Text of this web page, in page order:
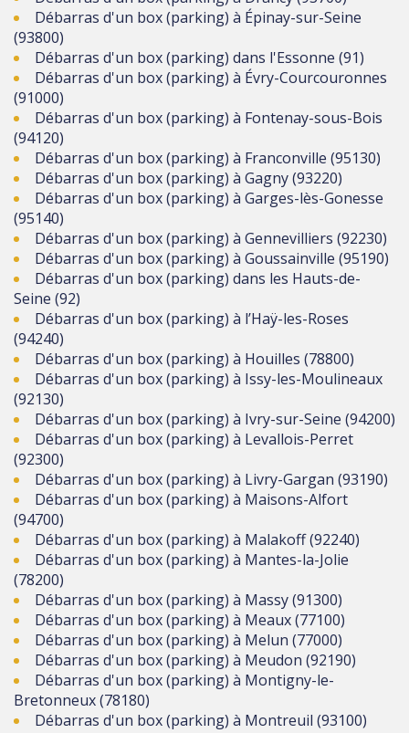
Débarras d'un box (parking) à Épinay-sur-Seine
(93800)
Débarras d'un box (parking) dans l'Essonne (91)
Débarras d'un box (parking) à Évry-Courcouronnes
(91000)
Débarras d'un box (parking) à Fontenay-sous-Bois
(94120)
Débarras d'un box (parking) à Franconville (95130)
Débarras d'un box (parking) à Gagny (93220)
Débarras d'un box (parking) à Garges-lès-Gonesse
(95140)
Débarras d'un box (parking) à Gennevilliers (92230)
Débarras d'un box (parking) à Goussainville (95190)
Débarras d'un box (parking) dans les Hauts-de-
Seine (92)
Débarras d'un box (parking) à l’Haÿ-les-Roses
(94240)
Débarras d'un box (parking) à Houilles (78800)
Débarras d'un box (parking) à Issy-les-Moulineaux
(92130)
Débarras d'un box (parking) à Ivry-sur-Seine (94200)
Débarras d'un box (parking) à Levallois-Perret
(92300)
Débarras d'un box (parking) à Livry-Gargan (93190)
Débarras d'un box (parking) à Maisons-Alfort
(94700)
Débarras d'un box (parking) à Malakoff (92240)
Débarras d'un box (parking) à Mantes-la-Jolie
(78200)
Débarras d'un box (parking) à Massy (91300)
Débarras d'un box (parking) à Meaux (77100)
Débarras d'un box (parking) à Melun (77000)
Débarras d'un box (parking) à Meudon (92190)
Débarras d'un box (parking) à Montigny-le-
Bretonneux (78180)
Débarras d'un box (parking) à Montreuil (93100)